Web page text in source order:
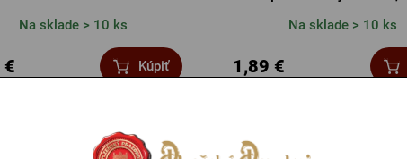
Na sklade > 10 ks
€ Kúpiť
Na sklade > 10 ks
1,89 €